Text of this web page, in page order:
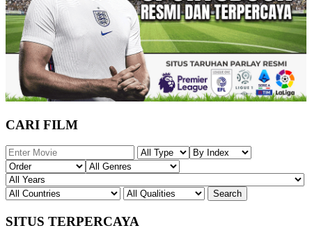
CARI FILM
SITUS TERPERCAYA